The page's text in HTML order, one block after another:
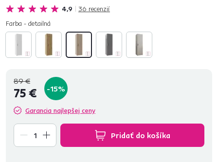
4,9 36 recenzií
vyrobená z kvalitnej laminovanej DTD vo farebnom prevede...
Farba - detailná
89 €
75 € -15%
Garancia najlepšej ceny
Pridať do košíka